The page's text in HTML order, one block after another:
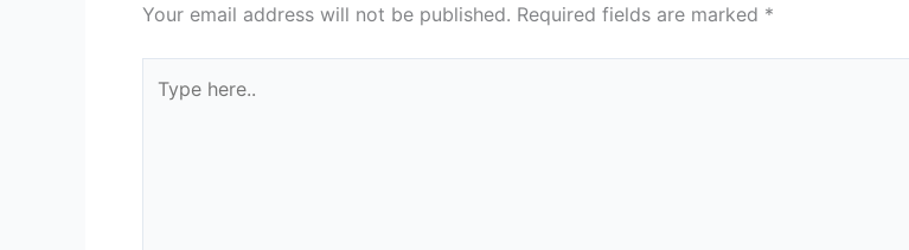
Your email address will not be published. Required fields are marked *
here..